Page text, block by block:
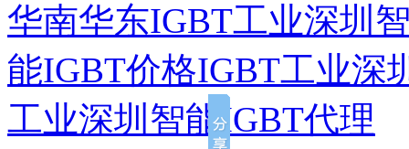
华南华东IGBT工业深圳
能IGBT价格IGBT工业深
工业深圳智能IGBT代理